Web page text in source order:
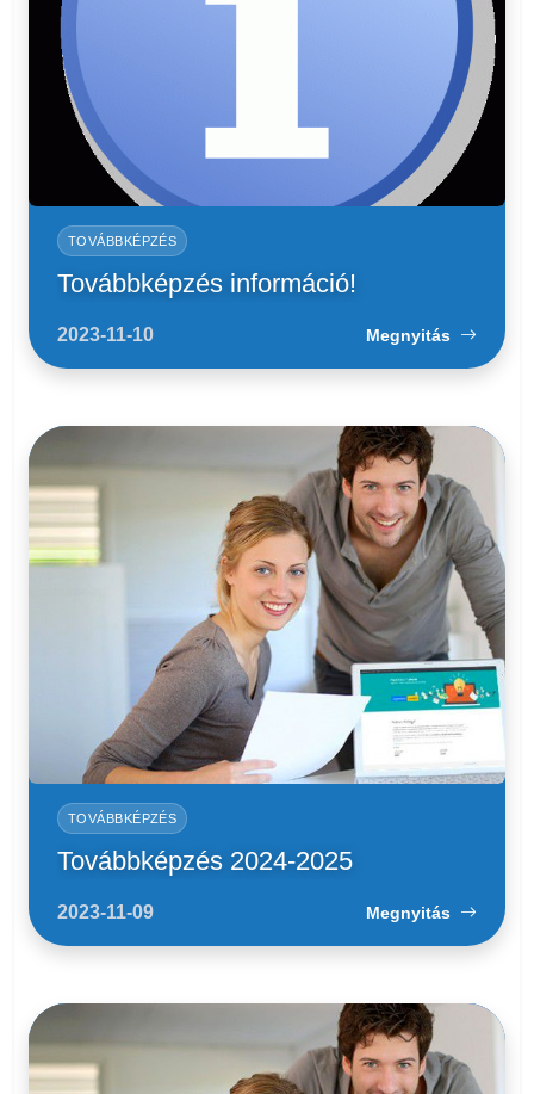
TOVÁBBKÉPZÉS
Továbbképzés információ!
2023-11-10 Megnyitás
TOVÁBBKÉPZÉS
Továbbképzés 2024-2025
2023-11-09 Megnyitás